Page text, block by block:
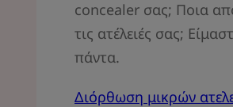
concealer σας; Ποια
τις ατέλειές σας;
πάντα.
Διόρθωση μικρών